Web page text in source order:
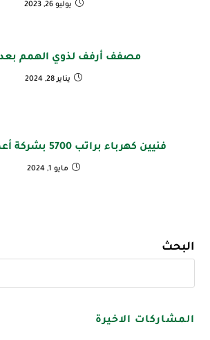
يوليو 26, 2023
مصفف أرفف لذوي الهمم
يناير 28, 2024
فنيين كهرباء براتب 5700 بشركة أعمال وصيانة
مايو 1, 2024
البحث
المشاركات الاخيرة